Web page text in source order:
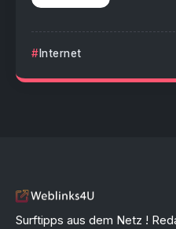
Internet
Surftipps aus dem Netz !